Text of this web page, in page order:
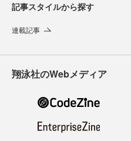
記事スタイルから探す
連載記事
翔泳社のWebメディア